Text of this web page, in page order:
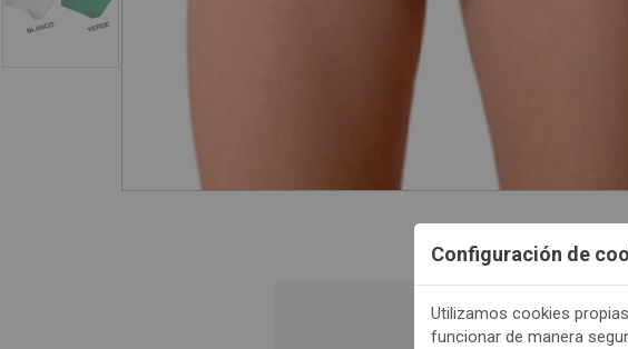
Configuración de
Utilizamos cookies
funcionar de manera